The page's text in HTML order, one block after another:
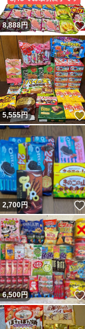
8,888円
5,555円
2,700円
6,500円